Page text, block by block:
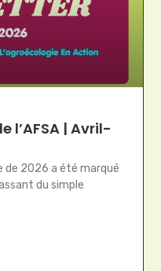
l’AFSA | Avril-
de 2026 a été marqué
du simple